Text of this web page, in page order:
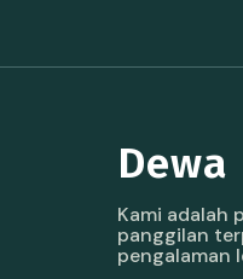
Kami adalah
panggilan
pengalaman